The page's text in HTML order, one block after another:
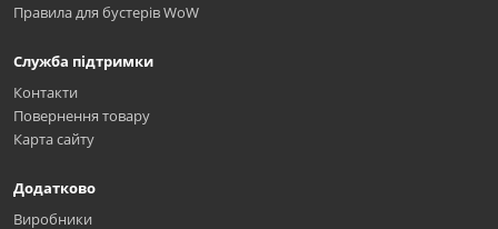
Правила для бустерів WoW
Служба підтримки
Контакти
Повернення товару
Карта сайту
Додатково
Виробники